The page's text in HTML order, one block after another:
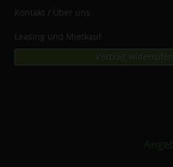
Kontakt / Über uns
Leasing und Mietkauf
Vertrag widerrufen